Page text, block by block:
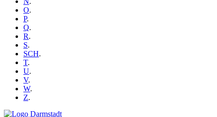
O.
P.
Q.
R.
S.
SCH.
T.
U.
V.
W.
Z.